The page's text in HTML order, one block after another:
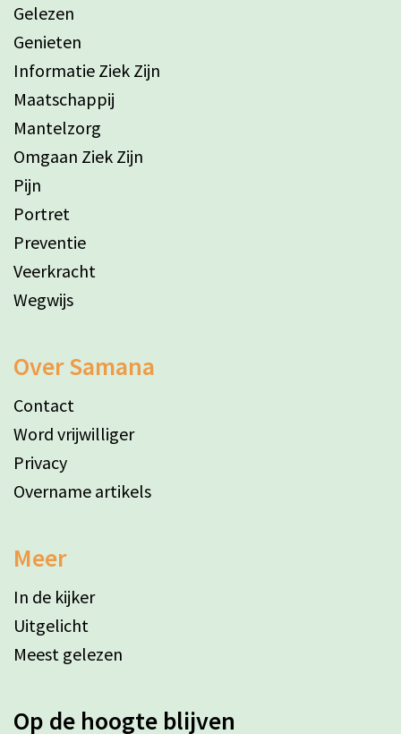
Gelezen
Genieten
Informatie Ziek Zijn
Maatschappij
Mantelzorg
Omgaan Ziek Zijn
Pijn
Portret
Preventie
Veerkracht
Wegwijs
Over Samana
Contact
Word vrijwilliger
Privacy
Overname artikels
Meer
In de kijker
Uitgelicht
Meest gelezen
Op de hoogte blijven